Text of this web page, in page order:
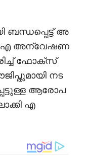
ബന്ധപ്പെട്ട് അ
അന്വേഷണ
ഫോക്സ്
നട
ആരോപ
എ